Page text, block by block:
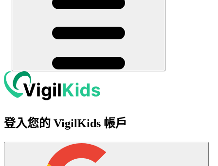
登入您的 VigilKids 帳戶